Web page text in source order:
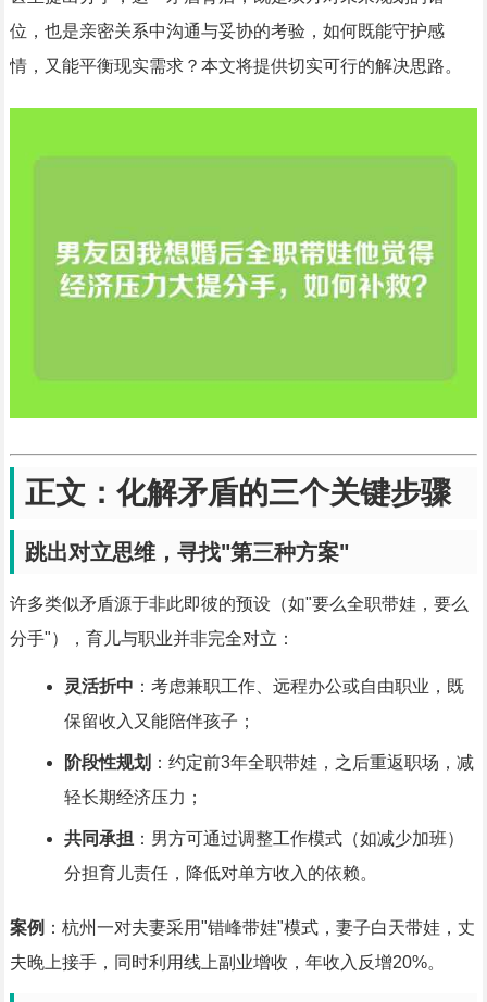
位，也是亲密关系中沟通与妥协的考验，如何既能守护感
情，又能平衡现实需求？本文将提供切实可行的解决思路。
正文：化解矛盾的三个关键步骤
跳出对立思维，寻找"第三种方案"
许多类似矛盾源于非此即彼的预设（如"要么全职带娃，要么
分手"），育儿与职业并非完全对立：
灵活折中 ：考虑兼职工作、远程办公或自由职业，既
保留收入又能陪伴孩子；
阶段性规划 ：约定前3年全职带娃，之后重返职场，减
轻长期经济压力；
共同承担：男方可通过调整工作模式（如减少加班）
分担育儿责任，降低对单方收入的依赖。
案例 ：杭州一对夫妻采用"错峰带娃"模式，妻子白天带娃，丈
夫晚上接手，同时利用线上副业增收，年收入反增20%。